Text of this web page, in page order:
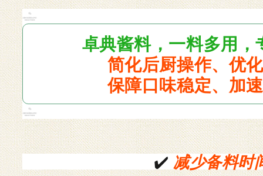
卓典酱料，一料多用，
简化后厨操作、优
保障口味稳定、加
✔️ 减少备料时